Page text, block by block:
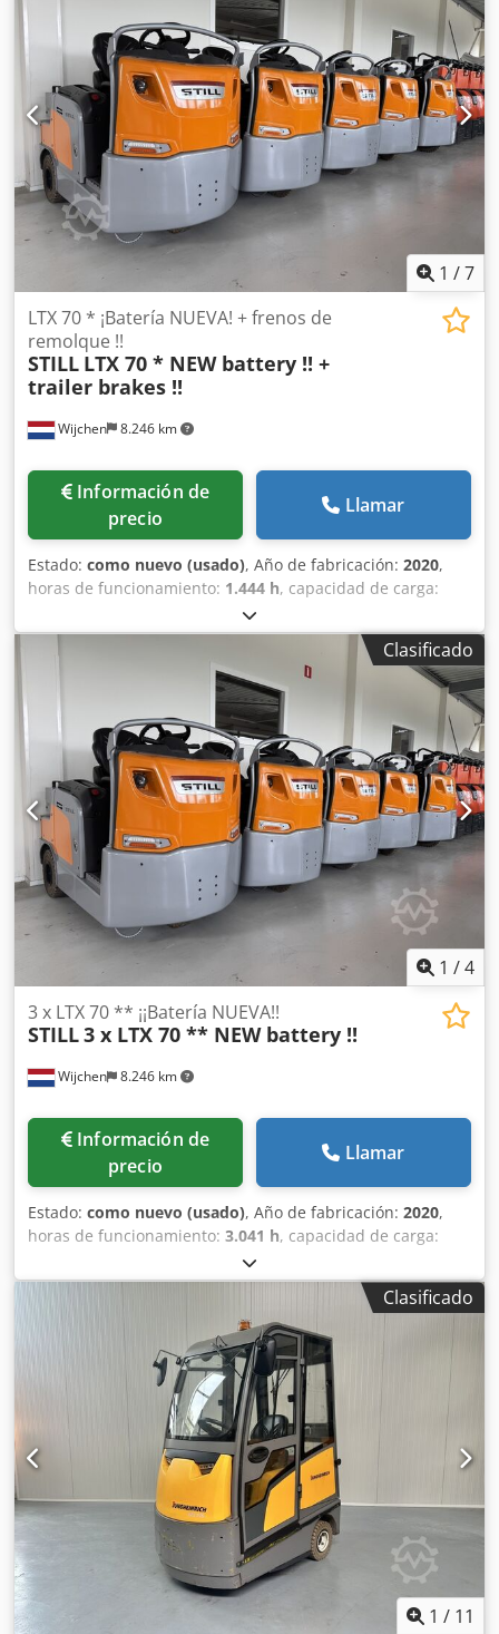
kg Año: 2020 Horas: 1670 horas Djdpfx Ahozq Umqjgock
Batería: 24 V /
1 /7
Wijchen 8.246 km
LTX 70 * ¡Batería NUEVA! + frenos de
remolque !!
STILL LTX 70 * NEW battery !! +
trailer brakes !!
Información de
precio
Llamar
Estado: como nuevo (usado), Año de fabricación: 2020,
horas de funcionamiento: 1.444 h, capacidad de carga:
, tipo de combustible:
modelo: STILL LTX 70 REMOLCADOR ID:25080.8022 Cat.:
Demo Capacidad: 7.000 kg Año: 2020 Horas: 1.444 DEMO
Batería: Completamente NUEVA * 48v / 375ah * Año de
fabricación 2026 ¡¡¡Con frenos especiales para remolque!!!
Djdpfx Aozq Uhbjhgeck
Clasificado
1 /4
Wijchen 8.246 km
3 x LTX 70 ** ¡¡Batería NUEVA!!
STILL3 x LTX 70 ** NEW battery !!
Información de
precio
Llamar
Estado: como nuevo (usado), Año de fabricación: 2020,
horas de funcionamiento: 3.041 h, capacidad de carga:
, tipo de combustible:
modelo: STILL LTX 70 REMOLCADOR ID: 25080.8021 Cat.:
Usado Capacidad: 7000 kg Año: 2020 Horas: 3041 horas
Batería: Completamente NUEVA * 48v / 375ah * Año de
fabricación: 2026 Dcodpozq Ug Refx Ahgek
Clasificado
1 / 11